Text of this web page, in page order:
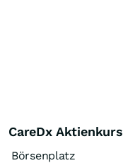
CareDx Aktienkurs
Börsenplatz